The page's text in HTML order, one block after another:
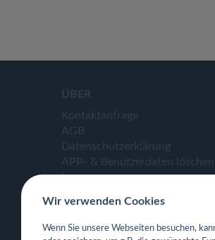
ÜBER
Kontaktanfrage
AGB
Datenschutzerklärung
APP- & Benutzerdaten löschen
Impressum
Wir verwenden Cookies
Wenn Sie unsere Webseiten besuchen,